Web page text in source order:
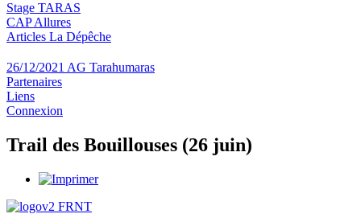
Stage TARAS
CAP Allures
Articles La Dépêche
26/12/2021 AG Tarahumaras
Partenaires
Liens
Connexion
Trail des Bouillouses (26 juin)